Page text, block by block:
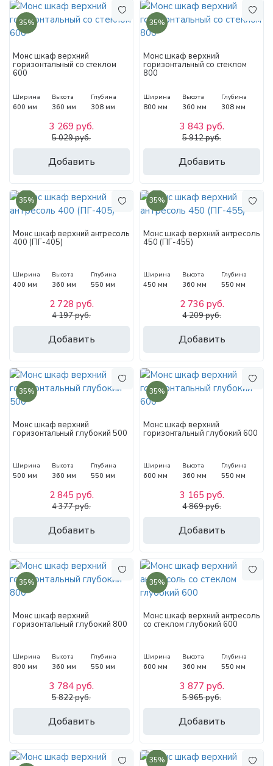
35%
Монс шкаф верхний
горизонтальный со стеклом
600
Ширина
600 мм
Высота
360 мм
Глубина
308 мм
Добавить
3 269 руб.
5 029 руб.
35%
Монс шкаф верхний
горизонтальный со стеклом
800
Ширина
800 мм
Высота
360 мм
Глубина
308 мм
Добавить
3 843 руб.
5 912 руб.
35%
Монс шкаф верхний антресоль
400 (ПГ-405)
Ширина
400 мм
Высота
360 мм
Глубина
550 мм
Добавить
2 728 руб.
4 197 руб.
35%
Монс шкаф верхний антресоль
450 (ПГ-455)
Ширина
450 мм
Высота
360 мм
Глубина
550 мм
Добавить
2 736 руб.
4 209 руб.
35%
Монс шкаф верхний
горизонтальный глубокий 500
Ширина
500 мм
Высота
360 мм
Глубина
550 мм
Добавить
2 845 руб.
4 377 руб.
35%
Монс шкаф верхний
горизонтальный глубокий 600
Ширина
600 мм
Высота
360 мм
Глубина
550 мм
Добавить
3 165 руб.
4 869 руб.
35%
Монс шкаф верхний
горизонтальный глубокий 800
Ширина
800 мм
Высота
360 мм
Глубина
550 мм
Добавить
3 784 руб.
5 822 руб.
35%
Монс шкаф верхний антресоль
со стеклом глубокий 600
Ширина
600 мм
Высота
360 мм
Глубина
550 мм
Добавить
3 877 руб.
5 965 руб.
35%